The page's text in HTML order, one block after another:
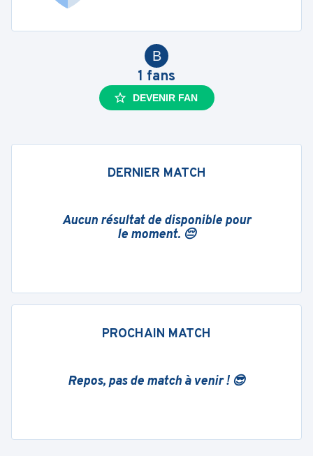
B
1 fans
DEVENIR FAN
DERNIER MATCH
Aucun résultat de disponible pour
le moment. 😔
PROCHAIN MATCH
Repos, pas de match à venir ! 😎